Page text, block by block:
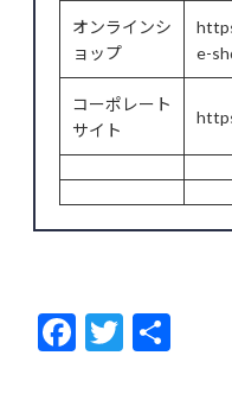
オンラインシ
ョップ
e-
コーポレート
サイト
F
ac
T
w